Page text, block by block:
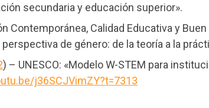
secundaria y educación superior».
Contemporánea, Calidad Educativa y
de género: de la teoría a la
) – UNESCO: «Modelo W-STEM para
j36SCJVimZY?t=7313